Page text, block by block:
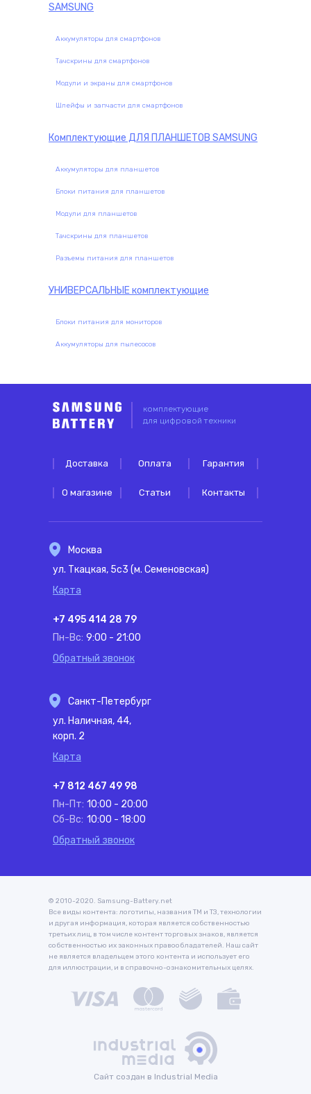
SAMSUNG
Аккумуляторы для смартфонов
Тачскрины для смартфонов
Модули и экраны для смартфонов
Шлейфы и запчасти для смартфонов
Комплектующие ДЛЯ ПЛАНШЕТОВ SAMSUNG
Аккумуляторы для планшетов
Блоки питания для планшетов
Модули для планшетов
Тачскрины для планшетов
Разъемы питания для планшетов
УНИВЕРСАЛЬНЫЕкомплектующие
Блоки питания для мониторов
Аккумуляторы для пылесосов
комплектующие
для цифровой техники
Доставка Оплата Гарантия
О магазине Статьи Контакты
Москва
ул. Ткацкая, 5с3 (м. Семеновская)
Карта
+7 495 414 28 79
Пн-Вс: 9:00 - 21:00
Обратный звонок
Санкт-Петербург
ул. Наличная, 44,
корп. 2
Карта
+7 812 467 49 98
Пн-Пт: 10:00 - 20:00
Сб-Вс: 10:00 - 18:00
Обратный звонок
© 2010-2020. Samsung-Battery.net
Все виды контента: логотипы, названия ТМ и ТЗ, технологии
и другая информация, которая является собственностью
третьих лиц, в том числе контент торговых знаков, является
собственностью их законных правообладателей. Наш сайт
не является владельцем этого контента и использует его
для иллюстрации, и в справочно-ознакомительных целях.
Сайт создан в Industrial Media